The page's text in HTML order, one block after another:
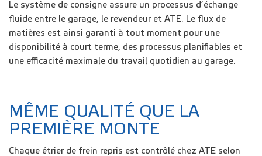
Le système de consigne assure un processus d’échange
fluide entre le garage, le revendeur et ATE. Le flux de
matières est ainsi garanti à tout moment pour une
disponibilité à court terme, des processus planifiables et
une efficacité maximale du travail quotidien au garage.
MÊME QUALITÉ QUE LA
PREMIÈRE MONTE
Chaque étrier de frein repris est contrôlé chez ATE selon